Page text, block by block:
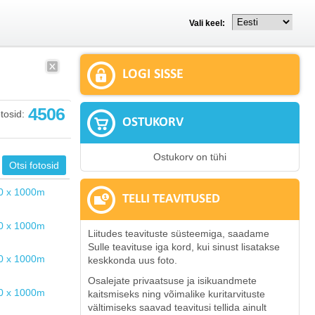
Vali keel:
4506
LOGI SISSE
OSTUKORV
Ostukorv on tühi
TELLI TEAVITUSED
Liitudes teavituste süsteemiga, saadame
Sulle teavituse iga kord, kui sinust lisatakse
keskkonda uus foto.
Osalejate privaatsuse ja isikuandmete
kaitsmiseks ning võimalike kuritarvituste
vältimiseks saavad teavitusi tellida ainult